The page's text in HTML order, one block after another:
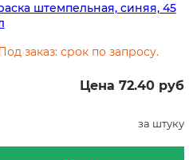
штемпельная, синяя, 45
заказ: срок по запросу.
Цена 72.40 руб
за штуку